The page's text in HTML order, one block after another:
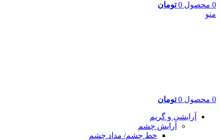
0 محصول 0 تومان
منو
0 محصول 0 تومان
آرایشی و گریم
آرایش چشم
خط چشم/ مداد چشم